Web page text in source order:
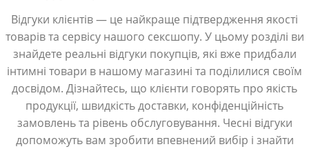
Відгуки клієнтів — це найкраще підтвердження якості
товарів та сервісу нашого сексшопу. У цьому розділі ви
знайдете реальні відгуки покупців, які вже придбали
інтимні товари в нашому магазині та поділилися своїм
досвідом. Дізнайтесь, що клієнти говорять про якість
продукції, швидкість доставки, конфіденційність
замовлень та рівень обслуговування. Чесні відгуки
допоможуть вам зробити впевнений вибір і знайти